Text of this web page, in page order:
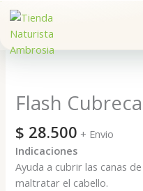
contenido
Flash
$ 28.500 + Envio
Indicaciones
Ayuda a cubrir las canas
maltratar el cabello.
Rubio
Medio
cantidad